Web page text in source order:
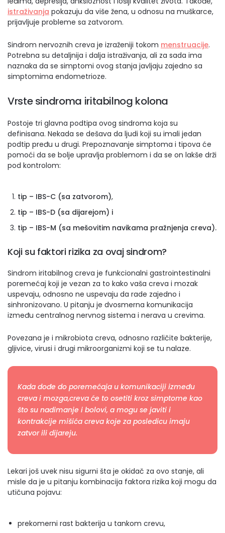
istraživanja pokazuju da više žena, u odnosu na muškarce,
prijavljuje probleme sa zatvorom.
Sindrom nervoznih creva je izraženiji tokom menstruacije.
Potrebna su detaljnija i dalja istraživanja, ali za sada ima
naznaka da se simptomi ovog stanja javljaju zajedno sa
simptomima endometrioze.
Vrste sindroma iritabilnog kolona
Postoje tri glavna podtipa ovog sindroma koja su
definisana. Nekada se dešava da ljudi koji su imali jedan
podtip pređu u drugi. Prepoznavanje simptoma i tipova će
pomoći da se bolje upravlja problemom i da se on lakše drži
pod kontrolom:
tip – IBS-C (sa zatvorom),
tip – IBS-D (sa dijarejom) i
tip – IBS-M (sa mešovitim navikama pražnjenja creva).
Koji su faktori rizika za ovaj sindrom?
Sindrom iritabilnog creva je funkcionalni gastrointestinalni
poremećaj koji je vezan za to kako vaša creva i mozak
uspevaju, odnosno ne uspevaju da rade zajedno i
sinhronizovano. U pitanju je dvosmerna komunikacija
između centralnog nervnog sistema i nerava u crevima.
Povezana je i mikrobiota creva, odnosno različite bakterije,
gljivice, virusi i drugi mikroorganizmi koji se tu nalaze.
Kada dođe do poremećaja u komunikaciji između
creva i mozga,creva će to osetiti kroz simptome kao
što su nadimanje i bolovi, a mogu se javiti i
kontrakcije mišića creva koje za posledicu imaju
zatvor ili dijareju.
Lekari još uvek nisu sigurni šta je okidač za ovo stanje, ali
misle da je u pitanju kombinacija faktora rizika koji mogu da
utičuna pojavu:
prekomerni rast bakterija u tankom crevu,